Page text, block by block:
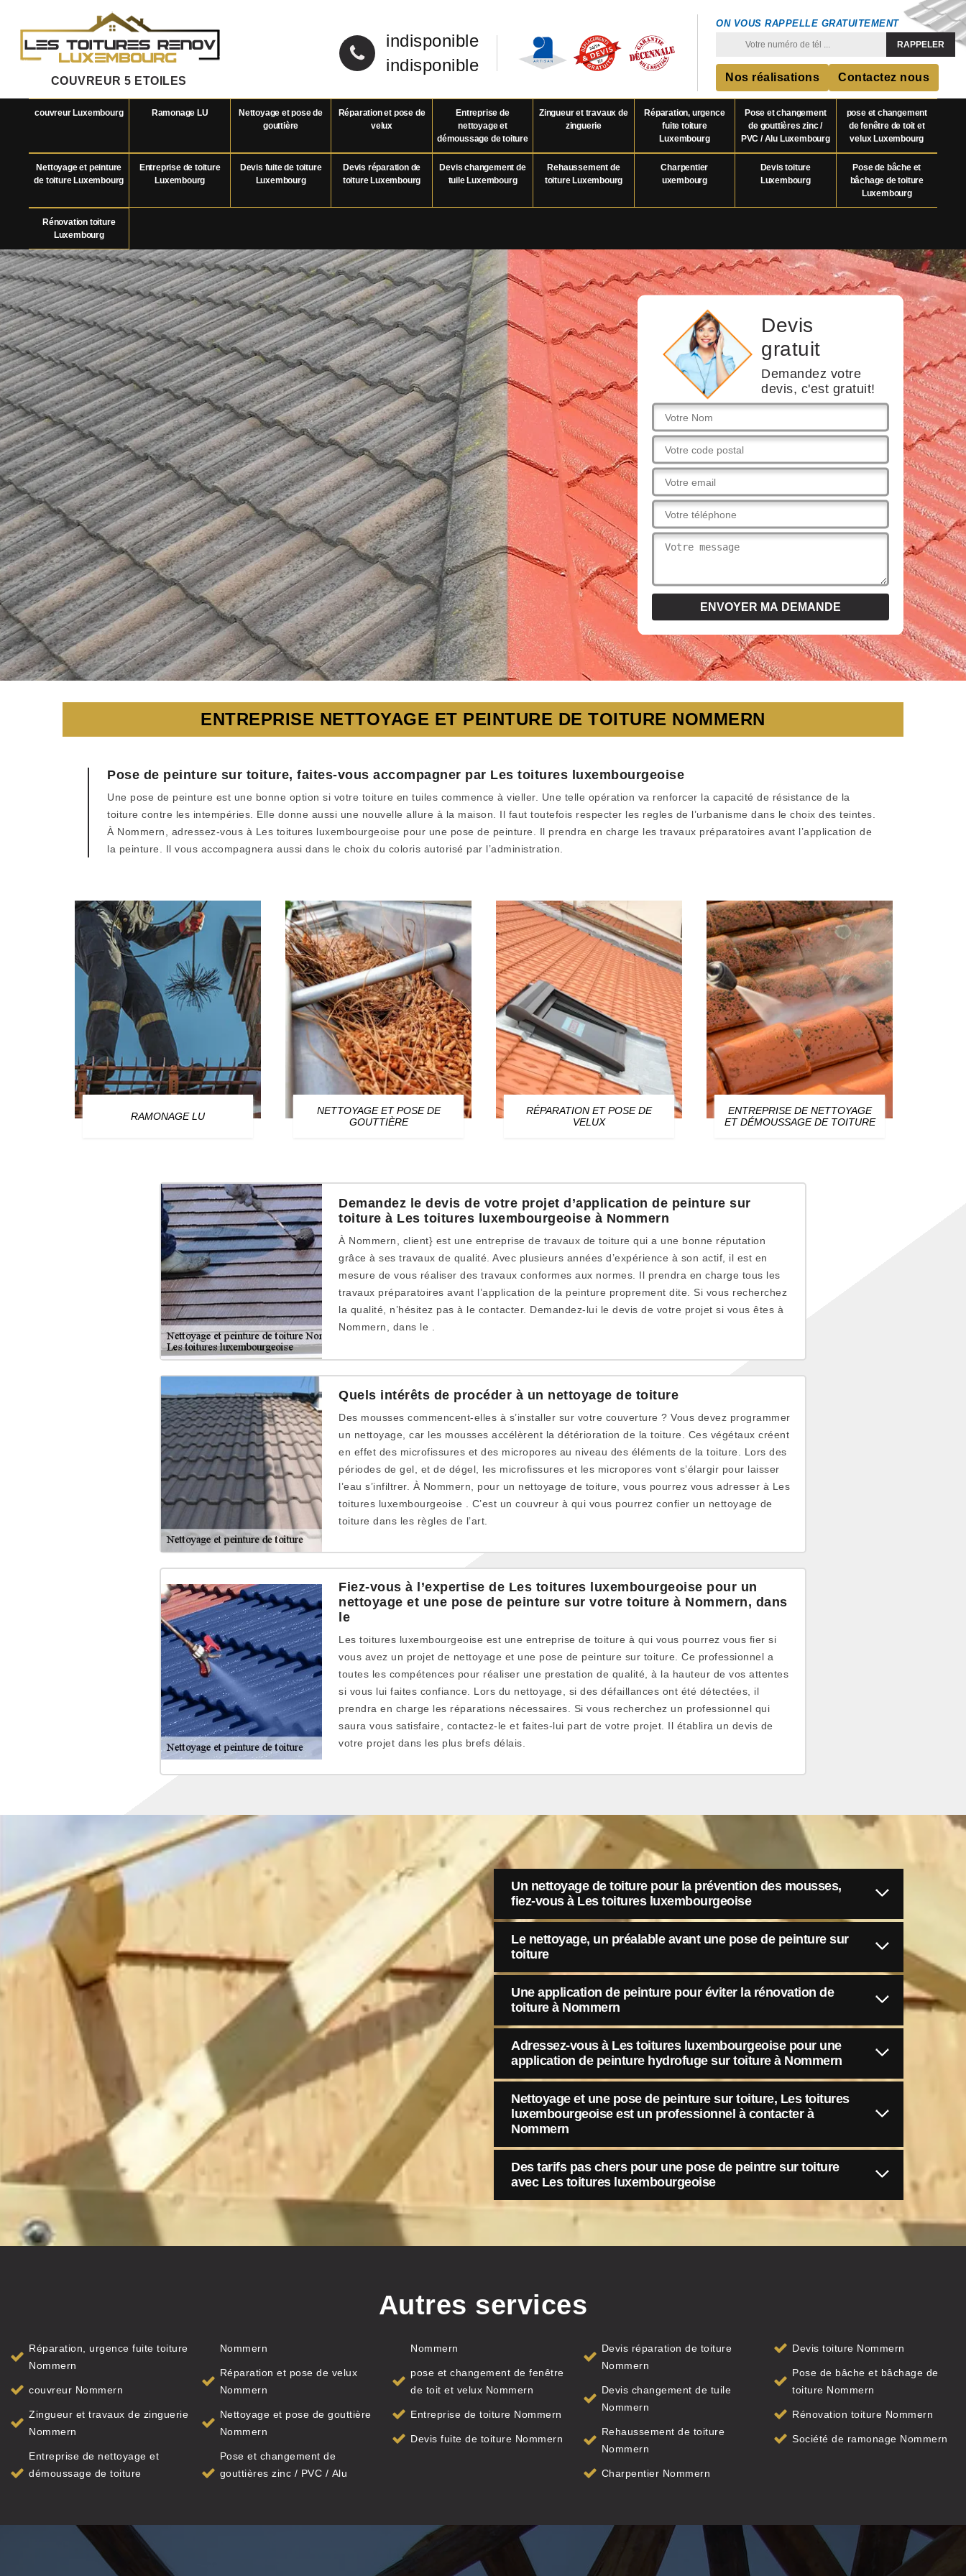
COUVREUR 5 ETOILES
indisponible
indisponible
ON VOUS RAPPELLE GRATUITEMENT
Nos réalisations Contactez nous
couvreur Luxembourg Ramonage LU
Nettoyage et pose de
gouttière
Réparation et pose de
velux
Entreprise de
nettoyage et
démoussage de toiture
Zingueur et travaux de
zinguerie
Réparation, urgence
fuite toiture
Luxembourg
Pose et changement
de gouttières zinc /
PVC / Alu Luxembourg
pose et changement
de fenêtre de toit et
velux Luxembourg
Nettoyage et peinture
de toiture Luxembourg
Entreprise de toiture
Luxembourg
Devis fuite de toiture
Luxembourg
Devis réparation de
toiture Luxembourg
Devis changement de
tuile Luxembourg
Rehaussement de
toiture Luxembourg
Charpentier
uxembourg
Devis toiture
Luxembourg
Pose de bâche et
bâchage de toiture
Luxembourg
Rénovation toiture
Luxembourg
Devis
gratuit
Demandez votre
devis, c'est gratuit!
ENTREPRISE NETTOYAGE ET PEINTURE DE TOITURE NOMMERN
Pose de peinture sur toiture, faites-vous accompagner par Les toitures luxembourgeoise
Une pose de peinture est une bonne option si votre toiture en tuiles commence à vieller. Une telle opération va renforcer la capacité de résistance de la
toiture contre les intempéries. Elle donne aussi une nouvelle allure à la maison. Il faut toutefois respecter les regles de l’urbanisme dans le choix des teintes.
À Nommern, adressez-vous à Les toitures luxembourgeoise pour une pose de peinture. Il prendra en charge les travaux préparatoires avant l’application de
la peinture. Il vous accompagnera aussi dans le choix du coloris autorisé par l’administration.
RAMONAGE LU
NETTOYAGE ET POSE DE
GOUTTIÈRE
RÉPARATION ET POSE DE
VELUX
ENTREPRISE DE NETTOYAGE
ET DÉMOUSSAGE DE TOITURE
Demandez le devis de votre projet d’application de peinture sur
toiture à Les toitures luxembourgeoise à Nommern
À Nommern, client} est une entreprise de travaux de toiture qui a une bonne réputation
grâce à ses travaux de qualité. Avec plusieurs années d’expérience à son actif, il est en
mesure de vous réaliser des travaux conformes aux normes. Il prendra en charge tous les
travaux préparatoires avant l’application de la peinture proprement dite. Si vous recherchez
la qualité, n’hésitez pas à le contacter. Demandez-lui le devis de votre projet si vous êtes à
Nommern, dans le .
Quels intérêts de procéder à un nettoyage de toiture
Des mousses commencent-elles à s’installer sur votre couverture ? Vous devez programmer
un nettoyage, car les mousses accélèrent la détérioration de la toiture. Ces végétaux créent
en effet des microfissures et des micropores au niveau des éléments de la toiture. Lors des
périodes de gel, et de dégel, les microfissures et les micropores vont s’élargir pour laisser
l’eau s’infiltrer. À Nommern, pour un nettoyage de toiture, vous pourrez vous adresser à Les
toitures luxembourgeoise . C’est un couvreur à qui vous pourrez confier un nettoyage de
toiture dans les règles de l’art.
Fiez-vous à l’expertise de Les toitures luxembourgeoise pour un
nettoyage et une pose de peinture sur votre toiture à Nommern, dans
le
Les toitures luxembourgeoise est une entreprise de toiture à qui vous pourrez vous fier si
vous avez un projet de nettoyage et une pose de peinture sur toiture. Ce professionnel a
toutes les compétences pour réaliser une prestation de qualité, à la hauteur de vos attentes
si vous lui faites confiance. Lors du nettoyage, si des défaillances ont été détectées, il
prendra en charge les réparations nécessaires. Si vous recherchez un professionnel qui
saura vous satisfaire, contactez-le et faites-lui part de votre projet. Il établira un devis de
votre projet dans les plus brefs délais.
Un nettoyage de toiture pour la prévention des mousses,
fiez-vous à Les toitures luxembourgeoise
Le nettoyage, un préalable avant une pose de peinture sur
toiture
Une application de peinture pour éviter la rénovation de
toiture à Nommern
Adressez-vous à Les toitures luxembourgeoise pour une
application de peinture hydrofuge sur toiture à Nommern
Nettoyage et une pose de peinture sur toiture, Les toitures
luxembourgeoise est un professionnel à contacter à
Nommern
Des tarifs pas chers pour une pose de peintre sur toiture
avec Les toitures luxembourgeoise
Autres services
Réparation, urgence fuite toiture
Nommern
couvreur Nommern
Zingueur et travaux de zinguerie
Nommern
Entreprise de nettoyage et
démoussage de toiture
Nommern
Réparation et pose de velux
Nommern
Nettoyage et pose de gouttière
Nommern
Pose et changement de
gouttières zinc / PVC / Alu
Nommern
pose et changement de fenêtre
de toit et velux Nommern
Entreprise de toiture Nommern
Devis fuite de toiture Nommern
Devis réparation de toiture
Nommern
Devis changement de tuile
Nommern
Rehaussement de toiture
Nommern
Charpentier Nommern
Devis toiture Nommern
Pose de bâche et bâchage de
toiture Nommern
Rénovation toiture Nommern
Société de ramonage Nommern